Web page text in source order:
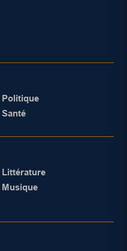
Politique
Santé
Littérature
Musique